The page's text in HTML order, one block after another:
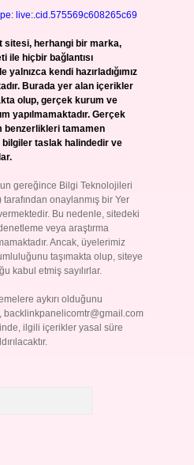
live:.cid.575569c608265c69
sitesi, herhangi bir marka,
ile hiçbir bağlantısı
yalnızca kendi hazırladığımız
Burada yer alan içerikler
olup, gerçek kurum ve
yapılmamaktadır. Gerçek
benzerlikleri tamamen
taslak halindedir ve
gereğince Bilgi Teknolojileri
onaylanmış bir Yer
Bu nedenle, sitedeki
veya araştırma
Ancak, üyelerimiz
taşımakta olup, siteye
kabul etmiş sayılırlar.
aykırı olduğunu
backlinkpanelicomtr@gmail.com
ilgili içerikler yasal süre